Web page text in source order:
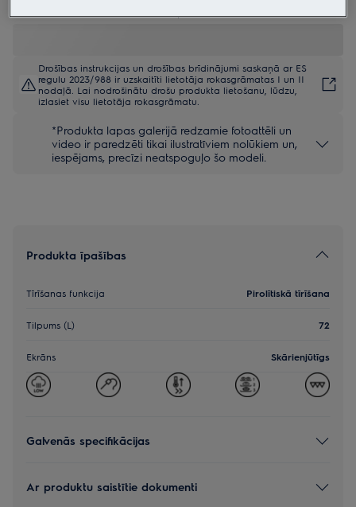
Drošības instrukcijas un drošības brīdinājumi saskaņā ar ES
regulu 2023/988 ir uzskaitīti lietotāja rokasgrāmatas I un II
nodaļā. Lai nodrošinātu drošu produkta lietošanu, lūdzu,
izlasiet visu lietotāja rokasgrāmatu.
*Produkta lapas galerijā redzamie fotoattēli un
video ir paredzēti tikai ilustratīviem nolūkiem un,
iespējams, precīzi neatspoguļo šo modeli.
Produkta īpašības
Tīrīšanas funkcija Pirolītiskā tīrīšana
Tilpums (L) 72
Ekrāns Skārienjūtīgs
Galvenās specifikācijas
Ar produktu saistītie dokumenti